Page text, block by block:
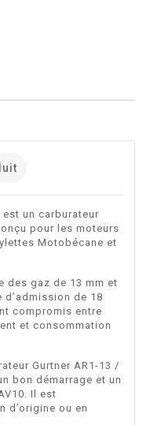
est un carburateur
pour les moteurs
Motobécane et
des gaz de 13 mm et
de 18
compromis entre
et consommation
Gurtner AR1-13 /
bon démarrage et un
Il est
d’origine ou en